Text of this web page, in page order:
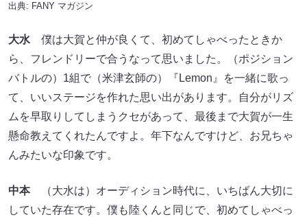
出典: FANY マガジン
大水 僕は大賀と仲が良くて、初めてしゃべったときか
ら、フレンドリーで合うなって思いました。（ポジション
バトルの）1組で（米津玄師の）『Lemon』を一緒に歌っ
て、いいステージを作れた思い出があります。自分がリズ
ムを早取りしてしまうクセがあって、最後まで大賀が一生
懸命教えてくれたんですよ。年下なんですけど、お兄ちゃ
んみたいな印象です。
中本（大水は）オーディション時代に、いちばん大切に
していた存在です。僕も陸くんと同じで、初めてしゃべっ